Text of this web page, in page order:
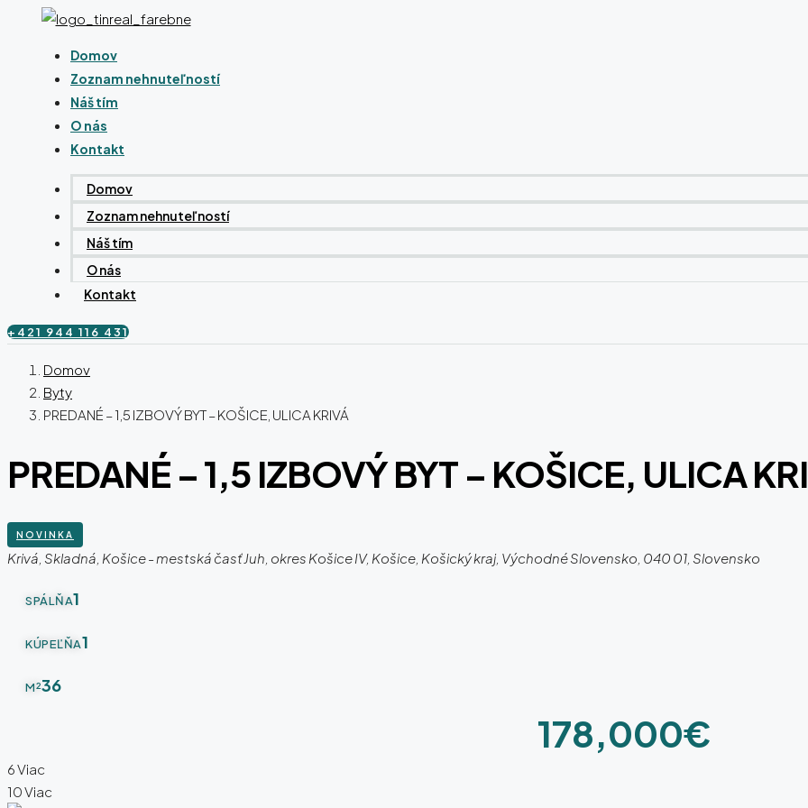
Domov
Zoznam nehnuteľností
Náš tím
O nás
Kontakt
Domov
Zoznam nehnuteľností
Náš tím
O nás
Kontakt
+421 944 116 431
Domov
Byty
PREDANÉ – 1,5 IZBOVÝ BYT – KOŠICE, ULICA KRIVÁ
PREDANÉ – 1,5 IZBOVÝ BYT – KOŠICE, ULICA
NOVINKA
Krivá, Skladná, Košice - mestská časť Juh, okres Košice IV, Košice, Košický kraj, Východné Slovensko, 040 01, Slovensko
SPÁLŇA1
KÚPEĽŇA1
M²36
178,000€
6 Viac
10 Viac